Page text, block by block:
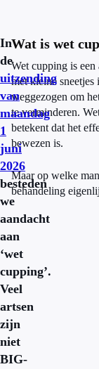
In
de
uitzending
van
maandag
1
juni
2026
besteden
we
aandacht
aan
‘wet
cupping’.
Veel
artsen
zijn
niet
BIG-
Wat is wet
Wet cupping is
met kleine
weggezogen om
te verminderen.
betekent dat het
bewezen is.
Maar op welke
behandeling